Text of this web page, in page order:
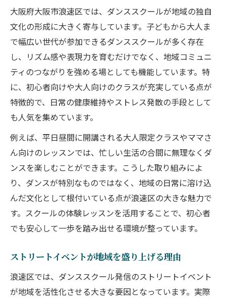
大阪府大阪市浪速区では、ダンススクールが地域の独自
文化の形成に大きく寄与しています。子どもから大人ま
で幅広い世代が参加できるダンススクールが多く存在
し、リズム感や表現力を育むだけでなく、地域コミュニ
ティのつながりを強める場としても機能しています。特
に、初心者向けや大人向けのクラスが充実している点が
特徴的で、日常の健康維持やストレス発散の手段として
も人気を集めています。
例えば、平日昼間に開講される大人限定クラスやママさ
ん向けのレッスンでは、忙しい生活の合間に無理なくダ
ンスを楽しむことができます。こうした取り組みによ
り、ダンスが特別なものではなく、地域の日常に溶け込
んだ文化として根付いている点が浪速区の大きな魅力で
す。スクールの体験レッスンを活用することで、初心者
でも安心して一歩を踏み出せる環境が整っています。
ストリートイベントが地域を盛り上げる理由
浪速区では、ダンススクール発信のストリートイベント
が地域を活性化させる大きな要因となっています。実際